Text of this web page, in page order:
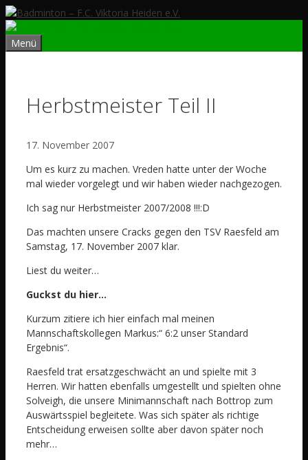
Zum
Inhalt
springen
Menü
Herbstmeister Teil II
17. November 2007
Um es kurz zu machen. Vreden hatte unter der Woche
mal wieder vorgelegt und wir haben wieder nachgezogen.
Ich sag nur Herbstmeister 2007/2008 !!!:D
Das machten unsere Cracks gegen den TSV Raesfeld am
Samstag, 17. November 2007 klar.
Liest du weiter…
Guckst du hier…
Kurzum zitiere ich hier einfach mal meinen
Mannschaftskollegen Markus:“ 6:2 unser Standard
Ergebnis“.
Raesfeld trat ersatzgeschwächt an und spielte mit 3
Herren. Wir hatten ebenfalls umgestellt und spielten ohne
Solveigh, die unsere Minimannschaft nach Bottrop zum
Auswärtsspiel begleitete. Was sich später als richtige
Entscheidung erweisen sollte aber davon später noch
mehr…